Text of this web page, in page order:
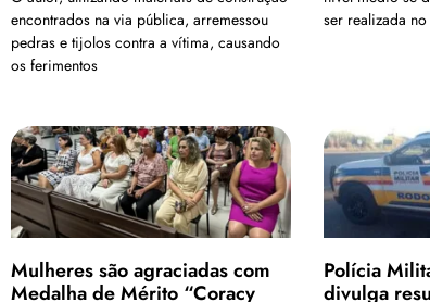
encontrados na via pública, arremessou
pedras e tijolos contra a vítima, causando
os ferimentos
ser realizada
Mulheres são agraciadas com
Medalha de Mérito “Coracy
Polícia
divulga